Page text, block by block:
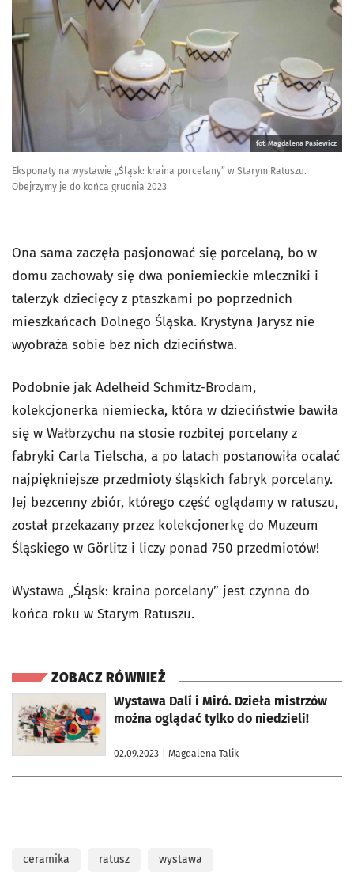
fot. Magdalena Pasiewicz
Eksponaty na wystawie „Śląsk: kraina porcelany” w Starym Ratuszu.
Obejrzymy je do końca grudnia 2023
Ona sama zaczęła pasjonować się porcelaną, bo w
domu zachowały się dwa poniemieckie mleczniki i
talerzyk dziecięcy z ptaszkami po poprzednich
mieszkańcach Dolnego Śląska. Krystyna Jarysz nie
wyobraża sobie bez nich dzieciństwa.
Podobnie jak Adelheid Schmitz-Brodam,
kolekcjonerka niemiecka, która w dzieciństwie bawiła
się w Wałbrzychu na stosie rozbitej porcelany z
fabryki Carla Tielscha, a po latach postanowiła ocalać
najpiękniejsze przedmioty śląskich fabryk porcelany.
Jej bezcenny zbiór, którego część oglądamy w ratuszu,
został przekazany przez kolekcjonerkę do Muzeum
Śląskiego w Görlitz i liczy ponad 750 przedmiotów!
Wystawa „Śląsk: kraina porcelany” jest czynna do
końca roku w Starym Ratuszu.
ZOBACZ RÓWNIEŻ
Wystawa Dalí i Miró. Dzieła mistrzów
można oglądać tylko do niedzieli!
02.09.2023 | Magdalena Talik
otworzy się w nowej karcie
ceramika ratusz wystawa